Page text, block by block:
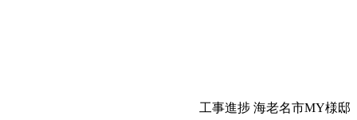
工事進捗 海老名市MY様邸